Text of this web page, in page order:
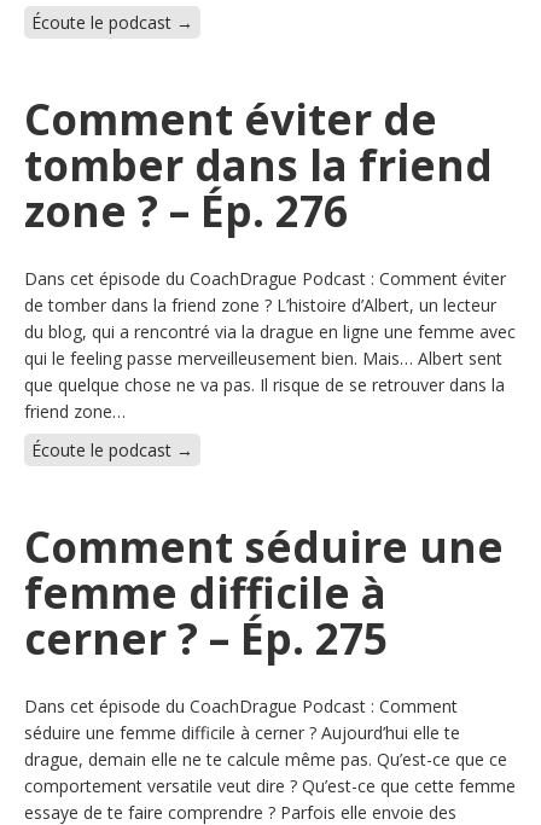
Écoute le podcast →
Comment éviter de
tomber dans la friend
zone ? – Ép. 276
Dans cet épisode du CoachDrague Podcast : Comment éviter
de tomber dans la friend zone ? L’histoire d’Albert, un lecteur
du blog, qui a rencontré via la drague en ligne une femme avec
qui le feeling passe merveilleusement bien. Mais… Albert sent
que quelque chose ne va pas. Il risque de se retrouver dans la
friend zone…
Écoute le podcast →
Comment séduire une
femme difficile à
cerner ? – Ép. 275
Dans cet épisode du CoachDrague Podcast : Comment
séduire une femme difficile à cerner ? Aujourd’hui elle te
drague, demain elle ne te calcule même pas. Qu’est-ce que ce
comportement versatile veut dire ? Qu’est-ce que cette femme
essaye de te faire comprendre ? Parfois elle envoie des